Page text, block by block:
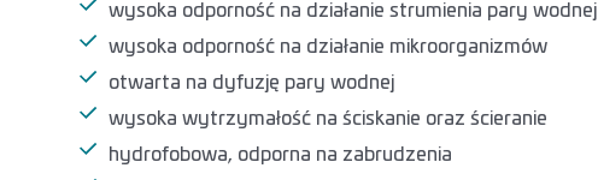
wysoka odporność na działanie strumienia pary wodnej
wysoka odporność na działanie mikroorganizmów
otwarta na dyfuzję pary wodnej
wysoka wytrzymałość na ściskanie oraz ścieranie
hydrofobowa, odporna na zabrudzenia